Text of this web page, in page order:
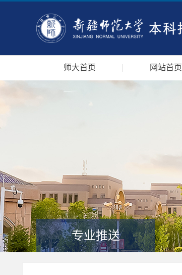
师大首页 网站首页
专业推送